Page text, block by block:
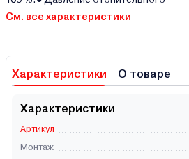
См. все характеристики
Характеристики О товаре
Характеристики
Артикул
Монтаж